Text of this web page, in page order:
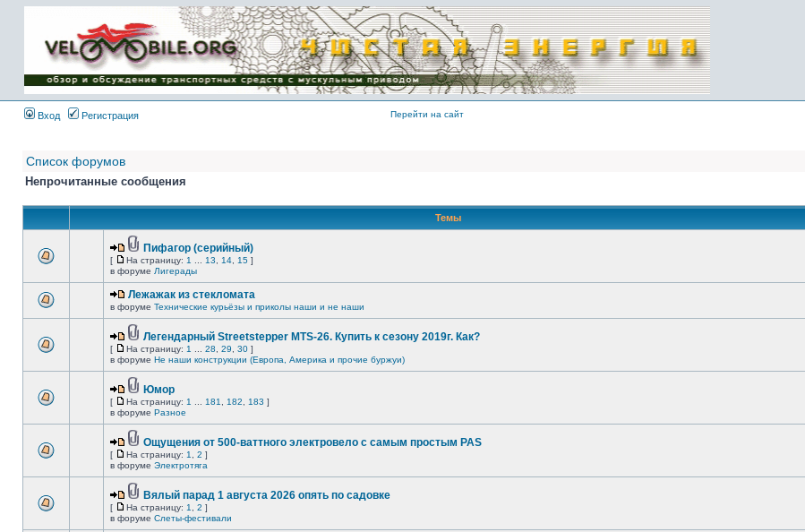
Имя пользователя:
Пароль:
{ LOG_ME_IN_SHORT
}
Вход Регистрация Перейти на сайт
Список форумов
Непрочитанные сообщения
Темы
Пифагор (серийный)
[ На страницу: 1 13 14 15 ]
в форуме Лигерады
Лежажак из стекломата
в форуме Технические курьёзы и приколы наши и не наши
Легендарный Streetstepper MTS-26. Купить к сезону 2019г. Как?
[ На страницу: 1 28 29 30 ]
в форуме Не наши конструкции (Европа, Америка и прочие буржуи)
Юмор
[ На страницу: 1 181 182 183 ]
в форуме Разное
Ощущения от 500-ваттного электровело с самым простым PAS
[ На страницу: 1 2 ]
в форуме Электротяга
Вялый парад 1 августа 2026 опять по садовке
[ На страницу: 1 2 ]
в форуме Слеты-фестивали